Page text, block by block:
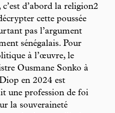
d’abord la religion2
cette poussée
pas l’argument
sénégalais. Pour
à l’œuvre, le
Ousmane Sonko à
en 2024 est
une profession de foi
la souveraineté